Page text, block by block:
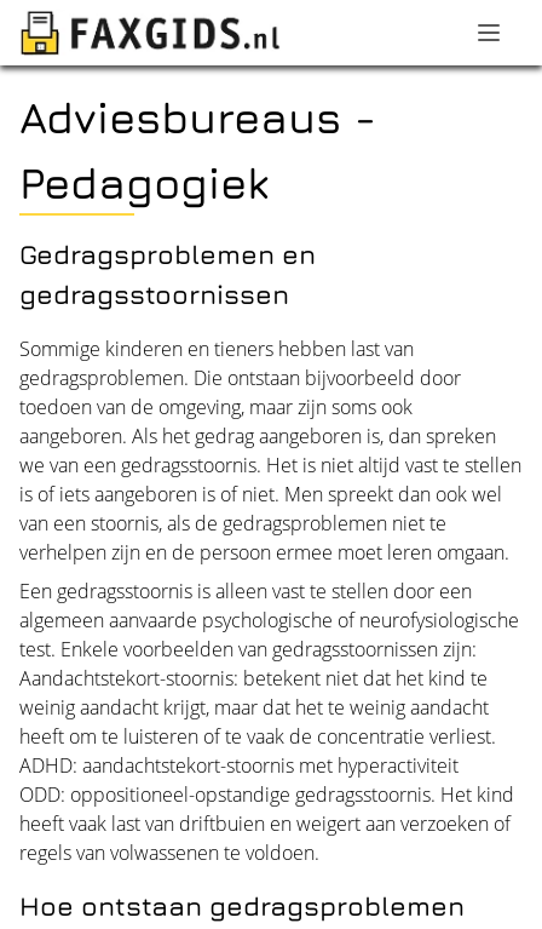
Adviesbureaus -
Pedagogiek
Gedragsproblemen en
gedragsstoornissen
Sommige kinderen en tieners hebben last van
gedragsproblemen. Die ontstaan bijvoorbeeld door
toedoen van de omgeving, maar zijn soms ook
aangeboren. Als het gedrag aangeboren is, dan spreken
we van een gedragsstoornis. Het is niet altijd vast te stellen
is of iets aangeboren is of niet. Men spreekt dan ook wel
van een stoornis, als de gedragsproblemen niet te
verhelpen zijn en de persoon ermee moet leren omgaan.
Een gedragsstoornis is alleen vast te stellen door een
algemeen aanvaarde psychologische of neurofysiologische
test. Enkele voorbeelden van gedragsstoornissen zijn:
Aandachtstekort-stoornis: betekent niet dat het kind te
weinig aandacht krijgt, maar dat het te weinig aandacht
heeft om te luisteren of te vaak de concentratie verliest.
ADHD: aandachtstekort-stoornis met hyperactiviteit
ODD: oppositioneel-opstandige gedragsstoornis. Het kind
heeft vaak last van driftbuien en weigert aan verzoeken of
regels van volwassenen te voldoen.
Hoe ontstaan gedragsproblemen